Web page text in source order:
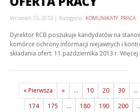
Wrzesień 13, 2013 Kategoria: KOMUNIKATY, PRACA
Dyrektor RCB poszukuje kandydatów na
komórce ochrony informacji niejawnych i
składania ofert: 11 października 2013 r.
« Pierwsza « ... 10 20 30 ...
174
175 ... 180 190 200